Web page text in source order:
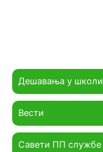
Дешавања у школи
Вести
Савети ПП службе